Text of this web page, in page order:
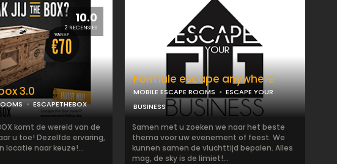
10.0
2 RECENSIES
3.0
ESCAPETHEBOX
komt de wereld van de
u toe! Dezelfde ervaring,
locatie naar keuze!...
Formule escape anywhere
MOBILE ESCAPE ROOMS
ESCAPE YOUR
BUSINESS
Samen met u zoeken we naar het beste
thema voor uw evenement of feest. We
kunnen samen de vluchttijd bepalen. Alles
mag, de sky is de limiet!...